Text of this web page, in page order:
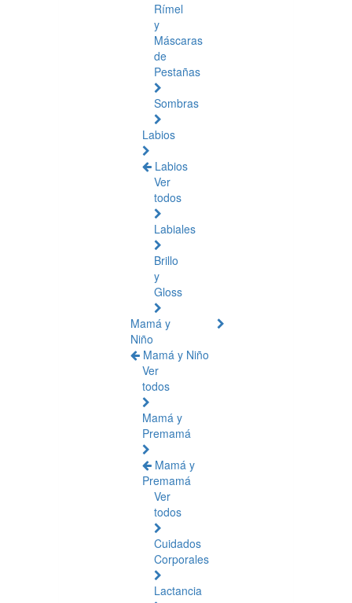
Rímel
y
Máscaras
de
Pestañas
Sombras
Labios
Labios
Ver
todos
Labiales
Brillo
y
Gloss
Mamá y
Niño
Mamá y Niño
Ver
todos
Mamá y
Premamá
Mamá y
Premamá
Ver
todos
Cuidados
Corporales
Lactancia